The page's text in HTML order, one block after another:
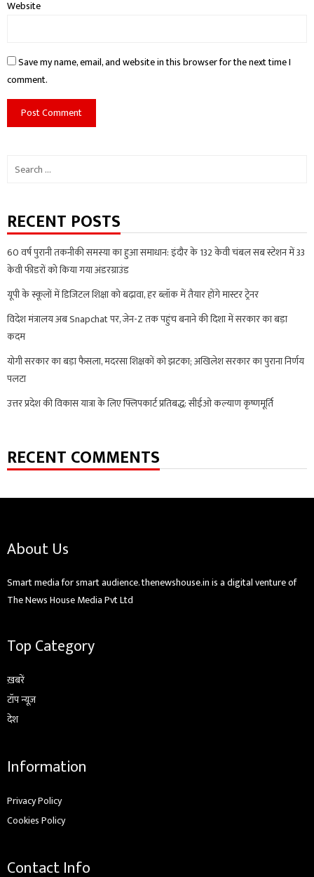
Website
Save my name, email, and website in this browser for the next time I
comment.
Search
RECENT POSTS
60 वर्ष पुरानी तकनीकी समस्या का हुआ समाधान: इंदौर के 132 केवी चंबल सब स्टेशन में 33
केवी फीडरों को किया गया अंडरग्राउंड
यूपी के स्कूलों में डिजिटल शिक्षा को बढ़ावा, हर ब्लॉक में तैयार होंगे मास्टर ट्रेनर
विदेश मंत्रालय अब Snapchat पर, जेन-Z तक पहुंच बनाने की दिशा में सरकार का बड़ा
कदम
योगी सरकार का बड़ा फैसला, मदरसा शिक्षकों को झटका; अखिलेश सरकार का पुराना निर्णय
पलटा
उत्तर प्रदेश की विकास यात्रा के लिए फ्लिपकार्ट प्रतिबद्ध: सीईओ कल्याण कृष्णमूर्ति
RECENT COMMENTS
About Us
Smart media for smart audience. thenewshouse.in is a digital venture of
The News House Media Pvt Ltd
Top Category
ख़बरें
टॉप न्यूज़
देश
Information
Privacy Policy
Cookies Policy
Contact Info